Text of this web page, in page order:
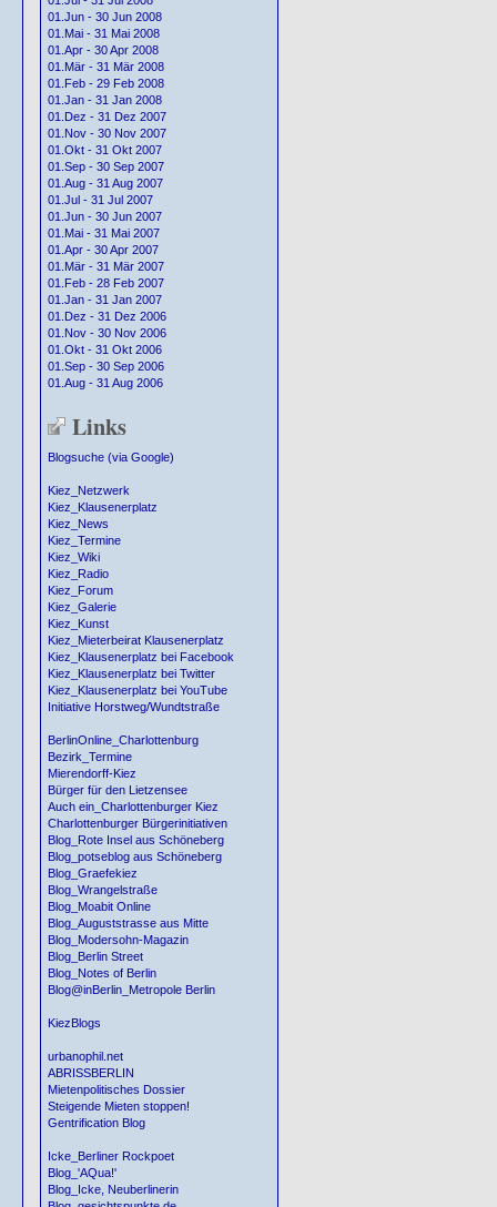
01.Jun - 30 Jun 2008
01.Mai - 31 Mai 2008
01.Apr - 30 Apr 2008
01.Mär - 31 Mär 2008
01.Feb - 29 Feb 2008
01.Jan - 31 Jan 2008
01.Dez - 31 Dez 2007
01.Nov - 30 Nov 2007
01.Okt - 31 Okt 2007
01.Sep - 30 Sep 2007
01.Aug - 31 Aug 2007
01.Jul - 31 Jul 2007
01.Jun - 30 Jun 2007
01.Mai - 31 Mai 2007
01.Apr - 30 Apr 2007
01.Mär - 31 Mär 2007
01.Feb - 28 Feb 2007
01.Jan - 31 Jan 2007
01.Dez - 31 Dez 2006
01.Nov - 30 Nov 2006
01.Okt - 31 Okt 2006
01.Sep - 30 Sep 2006
01.Aug - 31 Aug 2006
Links
Blogsuche (via Google)
Kiez_Netzwerk
Kiez_Klausenerplatz
Kiez_News
Kiez_Termine
Kiez_Wiki
Kiez_Radio
Kiez_Forum
Kiez_Galerie
Kiez_Kunst
Kiez_Mieterbeirat Klausenerplatz
Kiez_Klausenerplatz bei Facebook
Kiez_Klausenerplatz bei Twitter
Kiez_Klausenerplatz bei YouTube
Initiative Horstweg/Wundtstraße
BerlinOnline_Charlottenburg
Bezirk_Termine
Mierendorff-Kiez
Bürger für den Lietzensee
Auch ein_Charlottenburger Kiez
Charlottenburger Bürgerinitiativen
Blog_Rote Insel aus Schöneberg
Blog_potseblog aus Schöneberg
Blog_Graefekiez
Blog_Wrangelstraße
Blog_Moabit Online
Blog_Auguststrasse aus Mitte
Blog_Modersohn-Magazin
Blog_Berlin Street
Blog_Notes of Berlin
Blog@inBerlin_Metropole Berlin
KiezBlogs
urbanophil.net
ABRISSBERLIN
Mietenpolitisches Dossier
Steigende Mieten stoppen!
Gentrification Blog
Icke_Berliner Rockpoet
Blog_'AQua!'
Blog_Icke, Neuberlinerin